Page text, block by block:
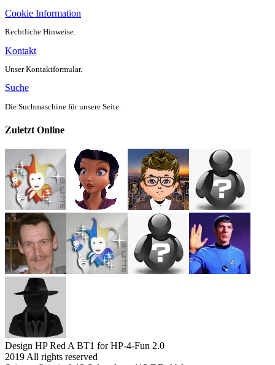
Cookie Information
Rechtliche Hinweise.
Kontakt
Unser Kontaktformular.
Suche
Die Suchmaschine für unsere Seite.
Zuletzt Online
Design HP Red A BT1 for HP-4-Fun 2.0
2019 All rights reserved